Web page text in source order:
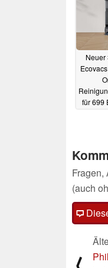
Neuer
für 699
Fragen,
(auch